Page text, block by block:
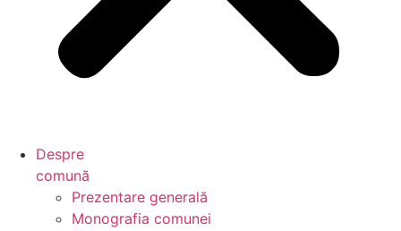
Despre
comună
Prezentare generală
Monografia comunei